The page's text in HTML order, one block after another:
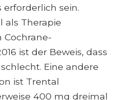
sein.
als Therapie
Cochrane-
ist der Beweis, dass
Eine andere
ist Trental
400 mg dreimal